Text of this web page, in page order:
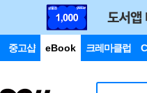
중고샵 eBook 크레마클럽